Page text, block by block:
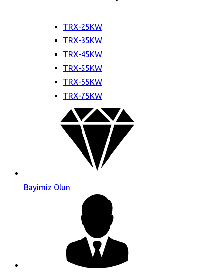
TRX-25KW
TRX-35KW
TRX-45KW
TRX-55KW
TRX-65KW
TRX-75KW
Bayimiz Olun